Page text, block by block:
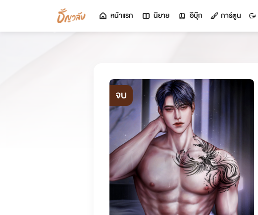
หน้าแรก นิยาย อีบุ๊ก การ์ตูน
จบ